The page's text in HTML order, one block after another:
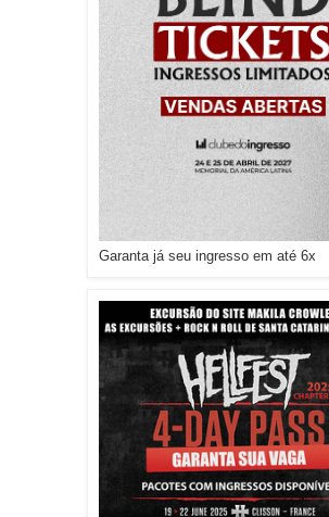
Garanta já seu ingresso em até 6x